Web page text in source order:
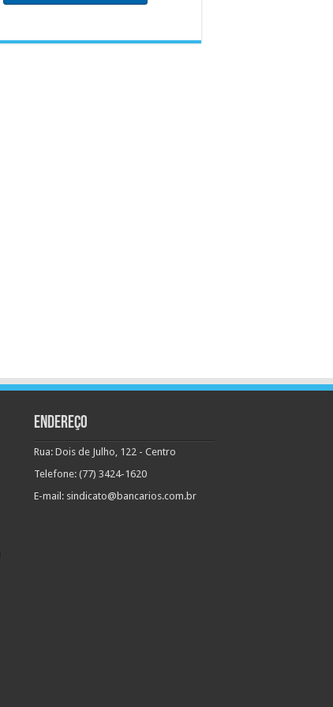
ENDEREÇO
Rua: Dois de Julho, 122 - Centro
Telefone: (77) 3424-1620
E-mail: sindicato@bancarios.com.br